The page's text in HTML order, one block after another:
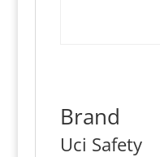
Brand
Uci Safety